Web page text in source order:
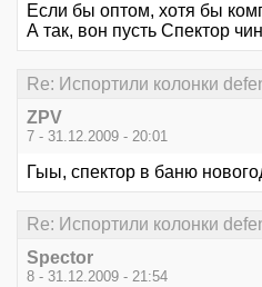
Если бы оптом, хотя бы
А так, вон пусть Спектор
Re: Испортили колонки
ZPV
7 - 31.12.2009 - 20:01
Гыы, спектор в баню
Re: Испортили колонки
Spector
8 - 31.12.2009 - 21:54